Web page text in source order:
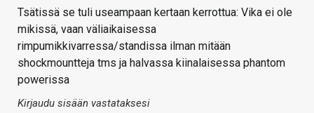
Tsätissä se tuli useampaan kertaan kerrottua: Vika ei ole
mikissä, vaan väliaikaisessa
rimpumikkivarressa/standissa ilman mitään
shockmountteja tms ja halvassa kiinalaisessa phantom
powerissa
Kirjaudu sisään vastataksesi